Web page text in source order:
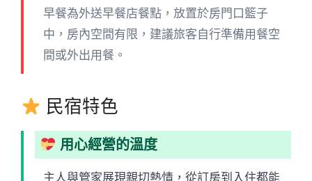
早餐為外送早餐店餐點，放置於房門口籃子
中，房內空間有限，建議旅客自行準備用餐空
間或外出用餐。
民宿特色
用心經營的溫度
主人與管家展現親切熱情，從訂房到入住都能